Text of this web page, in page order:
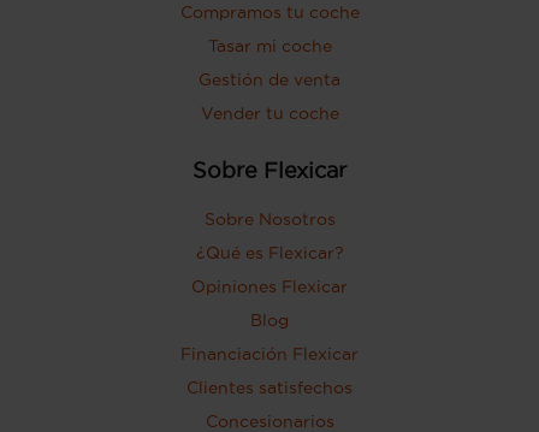
Compramos tu coche
Tasar mi coche
Gestión de venta
Vender tu coche
Sobre Flexicar
Sobre Nosotros
¿Qué es Flexicar?
Opiniones Flexicar
Blog
Financiación Flexicar
Clientes satisfechos
Concesionarios